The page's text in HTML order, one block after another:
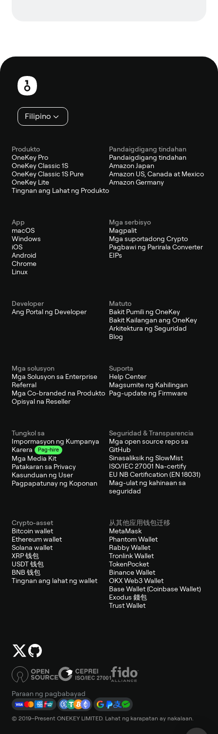
Footer
Filipino
Produkto
OneKey Pro
OneKey Classic 1S
OneKey Classic 1S Pure
OneKey Lite
Tingnan ang Lahat ng Produkto
Pandaigdigang tindahan
Pandaigdigang tindahan
Amazon Japan
Amazon US, Canada at Mexico
Amazon Germany
App
macOS
Windows
iOS
Android
Chrome
Linux
Mga serbisyo
Magpalit
Mga suportadong Crypto
Pagbawi ng Parirala Converter
EIPs
Developer
Ang Portal ng Developer
Matuto
Bakit Pumili ng OneKey
Bakit Kailangan ang OneKey
Arkitektura ng Seguridad
Blog
Mga solusyon
Mga Solusyon sa Enterprise
Referral
Mga Co-branded na Produkto
Opisyal na Reseller
Suporta
Help Center
Magsumite ng Kahilingan
Pag-update ng Firmware
Tungkol sa
Impormasyon ng Kumpanya
Karera
Pag-hire
Mga Media Kit
Patakaran sa Privacy
Kasunduan ng User
Pagpapatunay ng Koponan
Seguridad & Transparencia
Mga open source repo sa
GitHub
Sinasaliksik ng SlowMist
ISO/IEC 27001 Na-certify
EU NB Certification (EN 18031)
Mag-ulat ng kahinaan sa
seguridad
Crypto-asset
Bitcoin wallet
Ethereum wallet
Solana wallet
XRP 钱包
USDT 钱包
BNB 钱包
Tingnan ang lahat ng wallet
从其他应用钱包迁移
MetaMask
Phantom Wallet
Rabby Wallet
Tronlink Wallet
TokenPocket
Binance Wallet
OKX Web3 Wallet
Base Wallet (Coinbase Wallet)
Exodus 錢包
Trust Wallet
Paraan ng pagbabayad
© 2019–Present ONEKEY LIMITED. Lahat ng karapatan ay nakalaan.